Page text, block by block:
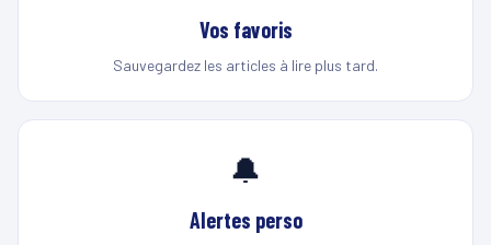
Vos favoris
Sauvegardez les articles à lire plus tard.
🔔
Alertes perso